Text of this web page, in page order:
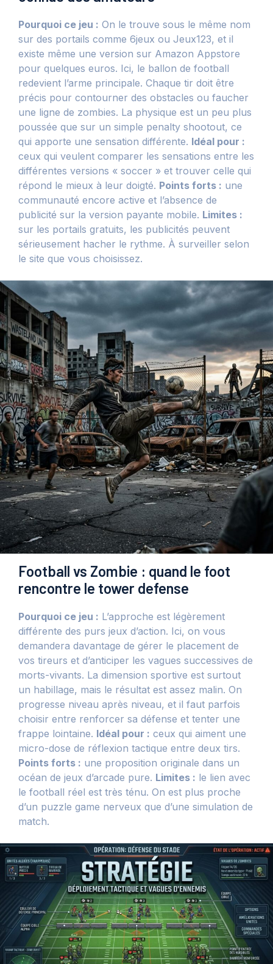
Pourquoi ce jeu : On le trouve sous le même nom
sur des portails comme 6jeux ou Jeux123, et il
existe même une version sur Amazon Appstore
pour quelques euros. Ici, le ballon de football
redevient l’arme principale. Chaque tir doit être
précis pour contourner des obstacles ou faucher
une ligne de zombies. La physique est un peu plus
poussée que sur un simple penalty shootout, ce
qui apporte une sensation différente. Idéal pour :
ceux qui veulent comparer les sensations entre les
différentes versions « soccer » et trouver celle qui
répond le mieux à leur doigté. Points forts : une
communauté encore active et l’absence de
publicité sur la version payante mobile. Limites :
sur les portails gratuits, les publicités peuvent
sérieusement hacher le rythme. À surveiller selon
le site que vous choisissez.
Football vs Zombie : quand le foot
rencontre le tower defense
Pourquoi ce jeu : L’approche est légèrement
différente des purs jeux d’action. Ici, on vous
demandera davantage de gérer le placement de
vos tireurs et d’anticiper les vagues successives de
morts-vivants. La dimension sportive est surtout
un habillage, mais le résultat est assez malin. On
progresse niveau après niveau, et il faut parfois
choisir entre renforcer sa défense et tenter une
frappe lointaine. Idéal pour : ceux qui aiment une
micro-dose de réflexion tactique entre deux tirs.
Points forts : une proposition originale dans un
océan de jeux d’arcade pure. Limites : le lien avec
le football réel est très ténu. On est plus proche
d’un puzzle game nerveux que d’une simulation de
match.